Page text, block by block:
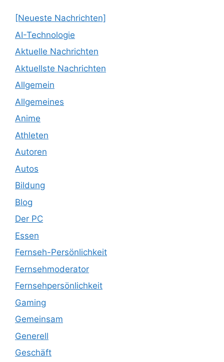
[Neueste Nachrichten]
AI-Technologie
Aktuelle Nachrichten
Aktuellste Nachrichten
Allgemein
Allgemeines
Anime
Athleten
Autoren
Autos
Bildung
Blog
Der PC
Essen
Fernseh-Persönlichkeit
Fernsehmoderator
Fernsehpersönlichkeit
Gaming
Gemeinsam
Generell
Geschäft